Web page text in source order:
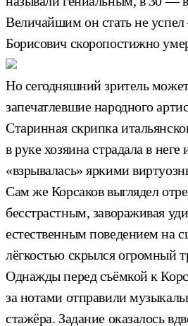
Величайшим он стать не
Борисович скоропостижно
Но сегодняшний зритель
запечатлевшие народного
Старинная скрипка
в руке хозяина страдала в неге
«взрывалась» яркими
Сам же Корсаков выглядел
бесстрастным, завораживая
естественным поведением на
лёгкостью скрылся огромный
Однажды перед съёмкой к
за нотами отправили
стажёра. Задание оказалось